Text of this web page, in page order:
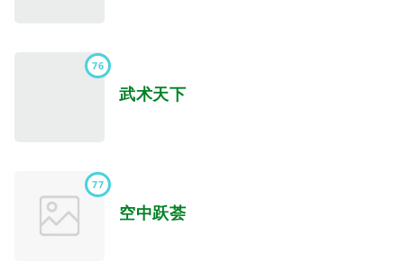
76
武术天下
77
空中跃荟